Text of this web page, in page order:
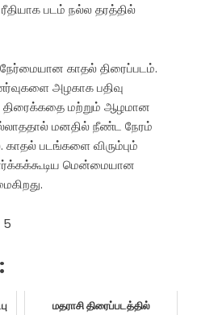
படம் நல்ல தரத்தில்
காதல் திரைப்படம்.
அழகாக பதிவு
திரைக்கதை மற்றும் ஆழமான
மனதில் நீண்ட நேரம்
காதல் படங்களை விரும்பும்
மென்மையான
5
மதராசி திரைப்படத்தில்